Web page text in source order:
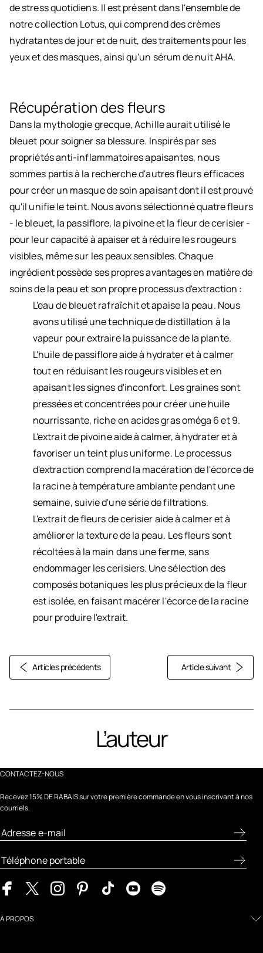
de stress quotidiens. Il est présent dans l'ensemble de
notre collection Lotus, qui comprend des crèmes
hydratantes de jour et de nuit, des traitements pour les
yeux et des masques, ainsi qu'un sérum de nuit AHA.
Récupération des fleurs
Dans la mythologie grecque, Achille aurait utilisé le
bleuet pour soigner sa blessure. Inspirés par ses
propriétés anti-inflammatoires apaisantes, nous
sommes partis à la recherche d'autres fleurs efficaces
pour créer un masque de soin apaisant dont il est prouvé
qu'il unifie le teint. Nous avons sélectionné quatre fleurs
- le bleuet, la passiflore, la pivoine et la fleur de cerisier -
pour leur capacité à apaiser et à réduire les rougeurs
visibles, même sur les peaux sensibles. Chaque
ingrédient possède ses propres avantages en matière de
soins de la peau et son propre processus d'extraction :
L'eau de bleuet rafraîchit et apaise la peau. Nous
avons utilisé une technique de distillation à la
vapeur pour extraire la puissance de la plante.
L'huile de passiflore aide à hydrater et à calmer
tout en réduisant les rougeurs visibles et en
apaisant les signes d'inconfort. Les graines sont
pressées et concentrées pour créer une huile
nourrissante, riche en acides gras oméga 6 et 9.
L'extrait de pivoine aide à calmer, à hydrater et à
favoriser un teint plus uniforme. Le processus
d'extraction comprend la macération de l'écorce de
la racine à température ambiante pendant une
semaine, suivie d'une série de filtrations.
L'extrait de fleurs de cerisier aide à calmer et à
améliorer la texture de la peau. Les fleurs sont
récoltées à la main dans une ferme, sans
endommager les cerisiers. Une sélection des
composés botaniques les plus précieux de la fleur
est isolée, en faisant macérer l'écorce de la racine
pour produire l'extrait.
Articles précédents Article suivant
L’auteur
CONTACTEZ-NOUS
Recevez 15% DE RABAIS sur votre première commande en vous inscrivant à nos
courriels.
À PROPOS